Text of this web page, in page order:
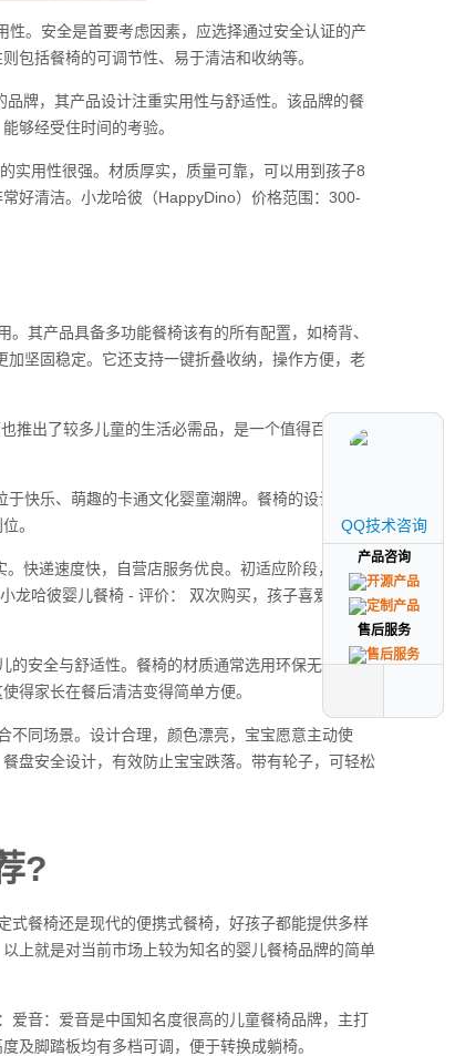
。安全是首要考虑因素，应选择通过安全认证的产
包括餐椅的可调节性、易于清洁和收纳等。
牌，其产品设计注重实用性与舒适性。该品牌的餐
够经受住时间的考验。
实用性很强。材质厚实，质量可靠，可以用到孩子8
好清洁。小龙哈彼（HappyDino）价格范围：300-
其产品具备多功能餐椅该有的所有配置，如椅背、
坚固稳定。它还支持一键折叠收纳，操作方便，老
推出了较多儿童的生活必需品，是一个值得百万家庭
快乐、萌趣的卡通文化婴童潮牌。餐椅的设计充满
。
快递速度快，自营店服务优良。初适应阶段，观察
龙哈彼婴儿餐椅 - 评价： 双次购买，孩子喜爱，产品
的安全与舒适性。餐椅的材质通常选用环保无毒的塑
得家长在餐后清洁变得简单方便。
不同场景。设计合理，颜色漂亮，宝宝愿意主动使
盘安全设计，有效防止宝宝跌落。带有轮子，可轻松
?
式餐椅还是现代的便携式餐椅，好孩子都能提供多样
上就是对当前市场上较为知名的婴儿餐椅品牌的简单
爱音：爱音是中国知名度很高的儿童餐椅品牌，主打
及脚踏板均有多档可调，便于转换成躺椅。
QQ技术咨询
产品咨询
售后服务
QQ技术咨询
产品咨询
售后服务